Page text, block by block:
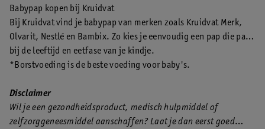
Babypap kopen bij Kruidvat
Bij Kruidvat vind je babypap van merken zoals Kruidvat Merk,
Olvarit, Nestlé en Bambix. Zo kies je eenvoudig een pap die past
bij de leeftijd en eetfase van je kindje.
*Borstvoeding is de beste voeding voor baby's.
Disclaimer
Wil je een gezondheidsproduct, medisch hulpmiddel of
zelfzorggeneesmiddel aanschaffen? Laat je dan eerst goed